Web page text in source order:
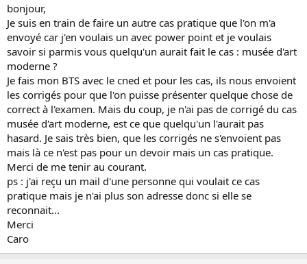
a
d
i
s
c
u
s
s
i
o
n
t
bonjour,
Je suis en train de faire un autre cas pratique que l'on m'a
envoyé car j'en voulais un avec power point et je voulais
savoir si parmis vous quelqu'un aurait fait le cas : musée d'art
moderne ?
Je fais mon BTS avec le cned et pour les cas, ils nous envoient
les corrigés pour que l'on puisse présenter quelque chose de
correct à l'examen. Mais du coup, je n'ai pas de corrigé du cas
musée d'art moderne, est ce que quelqu'un l'aurait pas
hasard. Je sais très bien, que les corrigés ne s'envoient pas
mais là ce n'est pas pour un devoir mais un cas pratique.
Merci de me tenir au courant.
ps : j'ai reçu un mail d'une personne qui voulait ce cas
pratique mais je n'ai plus son adresse donc si elle se
reconnait...
Merci
Caro